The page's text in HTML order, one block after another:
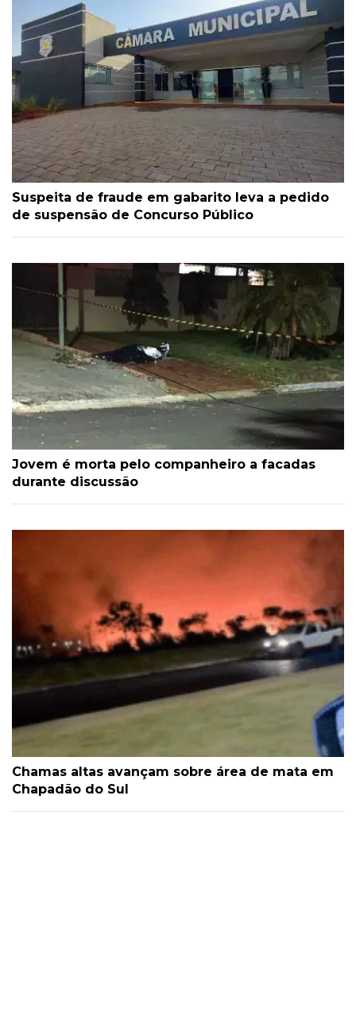
Suspeita de fraude em gabarito leva a pedido
de suspensão de Concurso Público
Jovem é morta pelo companheiro a facadas
durante discussão
Chamas altas avançam sobre área de mata em
Chapadão do Sul